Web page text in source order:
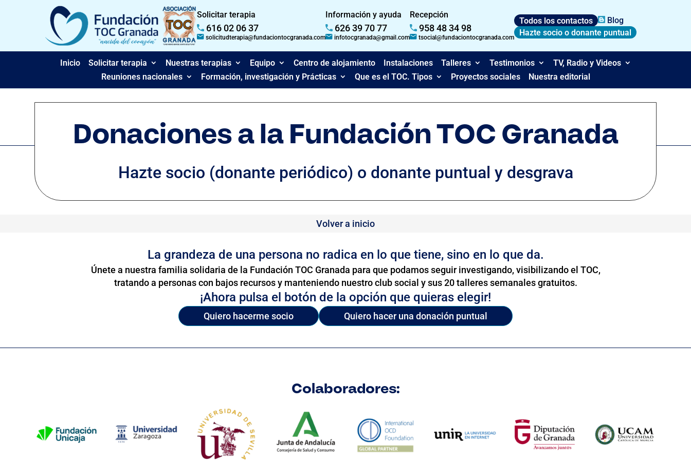
Solicitar terapia
616 02 06 37
solicitudterapia@fundaciontocgranada.com
Información y ayuda
626 39 70 77
infotocgranada@gmail.com
Recepción
958 48 34 98
tsocial@fundaciontocgranada.com
Todos los contactos
Blog
Hazte socio o donante puntual
Inicio Solicitar terapia Nuestras terapias Equipo Centro de alojamiento Instalaciones Talleres Testimonios
TV, Radio y Videos
Reuniones nacionales
Formación, investigación y Prácticas Que es el TOC. Tipos Proyectos sociales Nuestra editorial
Donaciones a la Fundación TOC Granada
Hazte socio (donante periódico) o donante puntual y desgrava
Volver a inicio
La grandeza de una persona no radica en lo que tiene, sino en lo que da.
Únete a nuestra familia solidaria de la Fundación TOC Granada para que podamos seguir investigando, visibilizando el TOC,
tratando a personas con bajos recursos y manteniendo nuestro club social y sus 20 talleres semanales gratuitos.
¡Ahora pulsa el botón de la opción que quieras elegir!
Quiero hacerme socio Quiero hacer una donación puntual
Colaboradores: